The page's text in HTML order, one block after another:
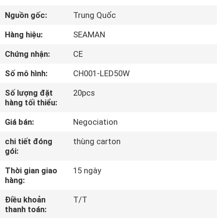
SẢN
PHẨM
VỀ
CHÚNG
TÔI
THAM
QUAN
NHÀ
MÁY
Nguồn gốc:
Trung Quốc
Hàng hiệu:
SEAMAN
Chứng nhận:
CE
Số mô hình:
CH001-LED50W
Số lượng đặt
hàng tối thiểu:
20pcs
Giá bán:
Negociation
chi tiết đóng
gói:
thùng carton
Thời gian giao
hàng:
15 ngày
Điều khoản
thanh toán:
T/T